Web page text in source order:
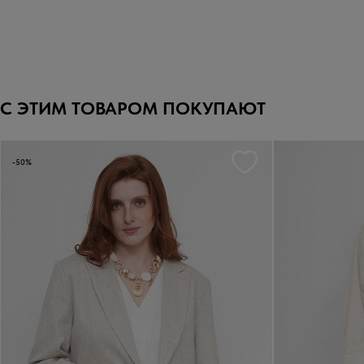
С ЭТИМ ТОВАРОМ ПОКУПАЮТ
-50%